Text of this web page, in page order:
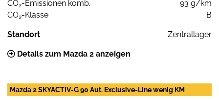
CO2-Emissionen komb.
93 g/km
CO2-Klasse B
Standort Zentrallager
Details zum Mazda 2 anzeigen
Mazda 2 SKYACTIV-G 90 Aut. Exclusive-Line wenig KM